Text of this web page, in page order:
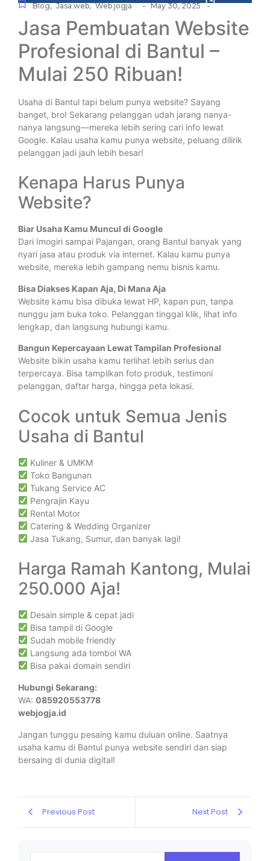
Blog, Jasa web, Web jogja - May 30, 2025 -
Jasa Pembuatan Website
Profesional di Bantul –
Mulai 250 Ribuan!
Usaha di Bantul tapi belum punya website? Sayang
banget, bro! Sekarang pelanggan udah jarang nanya-
nanya langsung—mereka lebih sering cari info lewat
Google. Kalau usaha kamu punya website, peluang dilirik
pelanggan jadi jauh lebih besar!
Kenapa Harus Punya
Website?
Biar Usaha Kamu Muncul di Google
Dari Imogiri sampai Pajangan, orang Bantul banyak yang
nyari jasa atau produk via internet. Kalau kamu punya
website, mereka lebih gampang nemu bisnis kamu.
Bisa Diakses Kapan Aja, Di Mana Aja
Website kamu bisa dibuka lewat HP, kapan pun, tanpa
nunggu jam buka toko. Pelanggan tinggal klik, lihat info
lengkap, dan langsung hubungi kamu.
Bangun Kepercayaan Lewat Tampilan Profesional
Website bikin usaha kamu terlihat lebih serius dan
terpercaya. Bisa tampilkan foto produk, testimoni
pelanggan, daftar harga, hingga peta lokasi.
Cocok untuk Semua Jenis
Usaha di Bantul
Kuliner & UMKM
Toko Bangunan
Tukang Service AC
Pengrajin Kayu
Rental Motor
Catering & Wedding Organizer
Jasa Tukang, Sumur, dan banyak lagi!
Harga Ramah Kantong, Mulai
250.000 Aja!
Desain simple & cepat jadi
Bisa tampil di Google
Sudah mobile friendly
Langsung ada tombol WA
Bisa pakai domain sendiri
Hubungi Sekarang:
WA: 085920553778
webjogja.id
Jangan tunggu pesaing kamu duluan online. Saatnya
usaha kamu di Bantul punya website sendiri dan siap
bersaing di dunia digital!
Previous Post Next Post